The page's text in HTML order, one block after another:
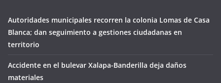
Autoridades municipales recorren la colonia Lomas de Casa
Blanca; dan seguimiento a gestiones ciudadanas en
territorio
Accidente en el bulevar Xalapa-Banderilla deja daños
materiales